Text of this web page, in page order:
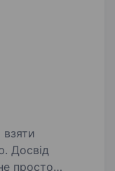
взяти
Досвід